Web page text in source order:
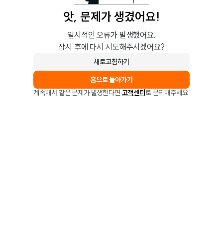
앗, 문제가 생겼어요!
일시적인 오류가 발생했어요.
잠시 후에 다시 시도해주시겠어요?
새로고침하기
홈으로 돌아가기
계속해서 같은 문제가 발생한다면 고객센터로 문의해주세요.